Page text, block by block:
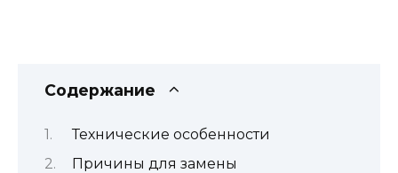
Содержание
Технические особенности
Причины для замены